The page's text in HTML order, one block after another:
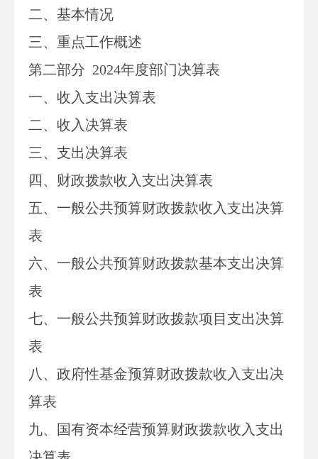
二、 基本情况
三、重点工作概述
第二部分 2024年度部门决算表
一、收入支出决算表
二、收入决算表
三、支出决算表
四、财政拨款收入支出决算表
五、一般公共预算财政拨款收入支出决算
表
六、一般公共预算财政拨款基本支出决算
表
七、 一般公共预算财政拨款项目支出决算
表
八 、政府性基金预算财政拨款收入支出决
算表
九、国有资本经营预算财政拨款收入支出